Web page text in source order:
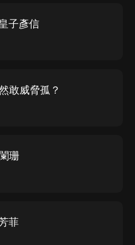
狐小茶、動漫《叫我蒲小
成功后，即可收聽。
題，您可通過頁面右上方
微信支付完成購買。
【賬號-聯系客服】中谘詢
子彥信
敢威脅孤？
珊
菲